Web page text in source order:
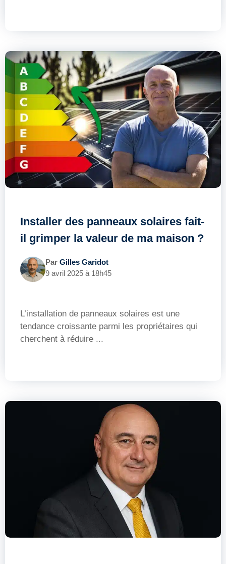
Installer des panneaux solaires fait-
il grimper la valeur de ma maison ?
Par Gilles Garidot
9 avril 2025 à 18h45
L’installation de panneaux solaires est une
tendance croissante parmi les propriétaires qui
cherchent à réduire ...